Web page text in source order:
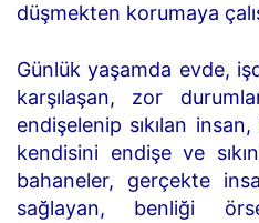
düşmekten korumaya
Günlük yaşamda evde,
karşılaşan, zor
endişelenip sıkılan
kendisini endişe ve
bahaneler, gerçekte
sağlayan, benliği